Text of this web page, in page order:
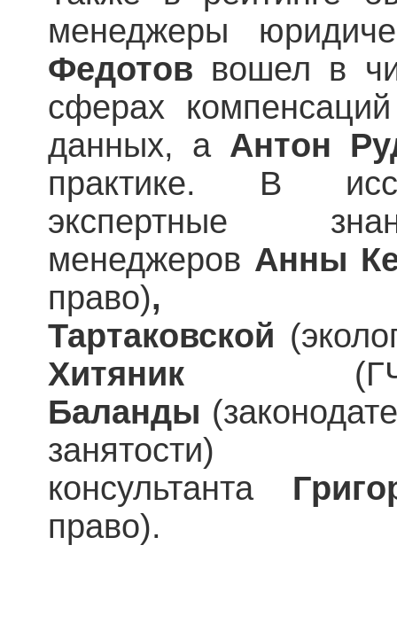
менеджеры
Федотов вошел в
сферах
данных, а Антон
практике. В
экспертные
менеджеров Анны
право),
Тартаковской
Хитяник
Баланды
консультанта
право).